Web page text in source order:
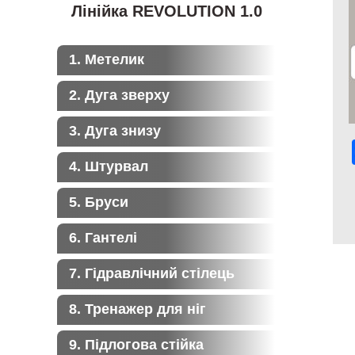
Лінійка REVOLUTION 1.0
1. Метелик
2. Дуга зверху
3. Дуга знизу
4. Штурвал
5. Бруси
6. Гантелі
7. Гідравлічний стілець
8. Тренажер для ніг
9. Підлогова стійка